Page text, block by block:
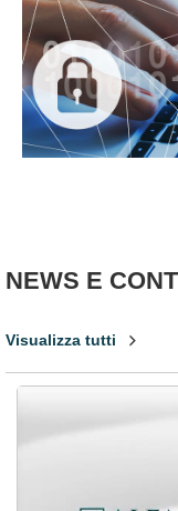
NEWS E
Visualizza tutti